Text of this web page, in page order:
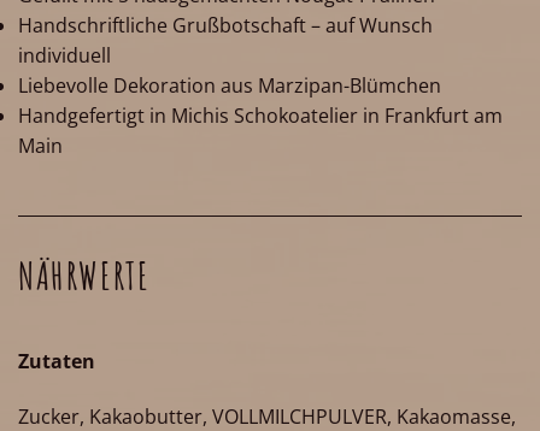
Handschriftliche Grußbotschaft – auf Wunsch
individuell
Liebevolle Dekoration aus Marzipan-Blümchen
Handgefertigt in Michis Schokoatelier in Frankfurt am
Main
NÄHRWERTE
Zutaten
Zucker, Kakaobutter, VOLLMILCHPULVER, Kakaomasse,